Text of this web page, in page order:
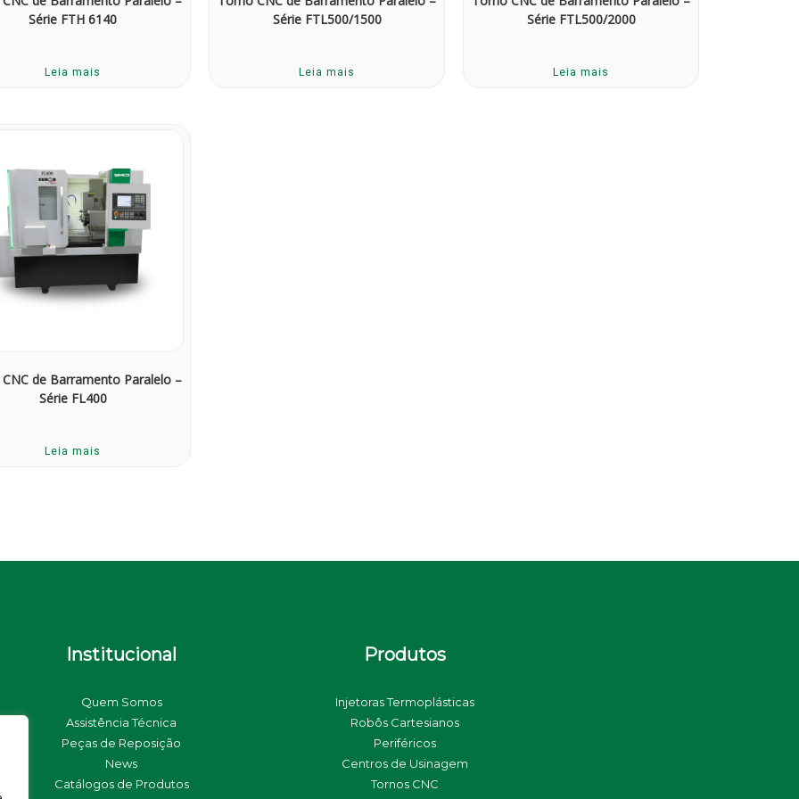
Série FTH 6140
Leia mais
Série FTL500/1500
Leia mais
Série FTL500/2000
Leia mais
de Barramento Paralelo –
Série FL400
Leia mais
Institucional
Quem Somos
Assistência Técnica
Peças de Reposição
News
Catálogos de Produtos
Produtos
Injetoras Termoplásticas
Robôs Cartesianos
Periféricos
Centros de Usinagem
Tornos CNC